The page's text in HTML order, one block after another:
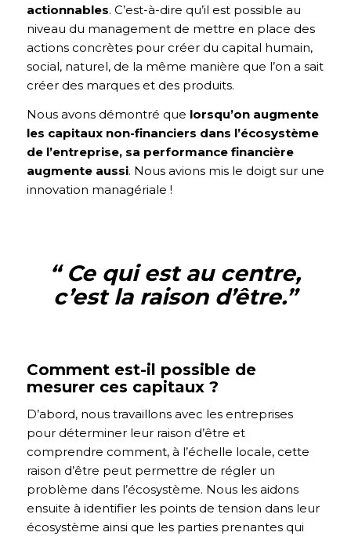
actionnables. C’est-à-dire qu’il est possible au
niveau du management de mettre en place des
actions concrètes pour créer du capital humain,
social, naturel, de la même manière que l’on a sait
créer des marques et des produits.
Nous avons démontré que lorsqu’on augmente
les capitaux non-financiers dans l’écosystème
de l’entreprise, sa performance financière
augmente aussi. Nous avions mis le doigt sur une
innovation managériale !
“ Ce qui est au centre,
c’est la raison d’être.”
Comment est-il possible de
mesurer ces capitaux ?
D’abord, nous travaillons avec les entreprises
pour déterminer leur raison d’être et
comprendre comment, à l’échelle locale, cette
raison d’être peut permettre de régler un
problème dans l’écosystème. Nous les aidons
ensuite à identifier les points de tension dans leur
écosystème ainsi que les parties prenantes qui